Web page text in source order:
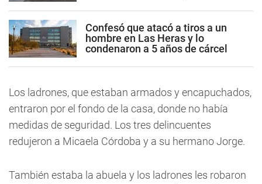
Confesó que atacó a tiros a un
hombre en Las Heras y lo
condenaron a 5 años de cárcel
Los ladrones, que estaban armados y encapuchados,
entraron por el fondo de la casa, donde no había
medidas de seguridad. Los tres delincuentes
redujeron a Micaela Córdoba y a su hermano Jorge.
También estaba la abuela y los ladrones les robaron